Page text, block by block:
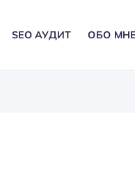
SEO АУДИТ ОБО МНЕ